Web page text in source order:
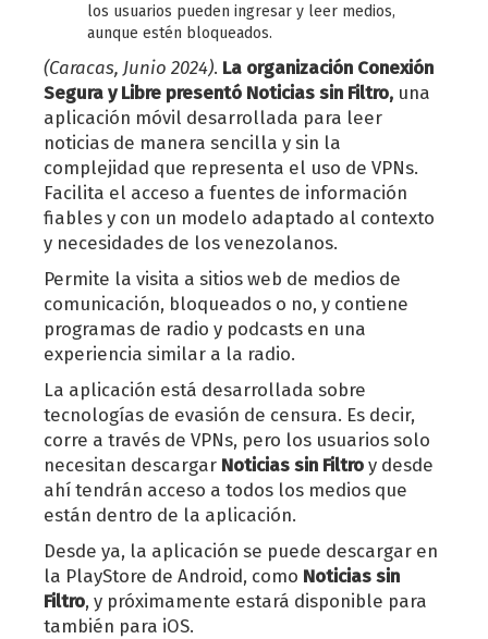
los usuarios pueden ingresar y leer medios,
aunque estén bloqueados.
(Caracas, Junio 2024). La organización Conexión
Segura y Libre presentó Noticias sin Filtro, una
aplicación móvil desarrollada para leer
noticias de manera sencilla y sin la
complejidad que representa el uso de VPNs.
Facilita el acceso a fuentes de información
fiables y con un modelo adaptado al contexto
y necesidades de los venezolanos.
Permite la visita a sitios web de medios de
comunicación, bloqueados o no, y contiene
programas de radio y podcasts en una
experiencia similar a la radio.
La aplicación está desarrollada sobre
tecnologías de evasión de censura. Es decir,
corre a través de VPNs, pero los usuarios solo
necesitan descargar Noticias sin Filtro y desde
ahí tendrán acceso a todos los medios que
están dentro de la aplicación.
Desde ya, la aplicación se puede descargar en
la PlayStore de Android, como Noticias sin
Filtro, y próximamente estará disponible para
también para iOS.